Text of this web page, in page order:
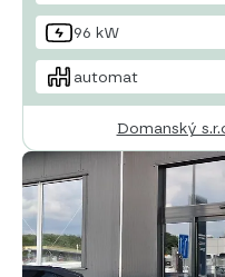
96 kW
automat
Domanský